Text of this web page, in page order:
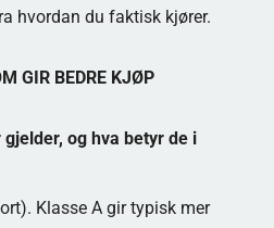
hvordan du faktisk kjører.
GIR BEDRE KJØP
og hva betyr de i
Klasse A gir typisk mer